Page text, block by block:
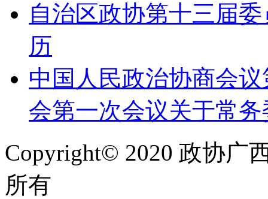
自治区政协第十三届
历
中国人民政治协商会
会第一次会议关于常
Copyright© 2020 政协广
所有